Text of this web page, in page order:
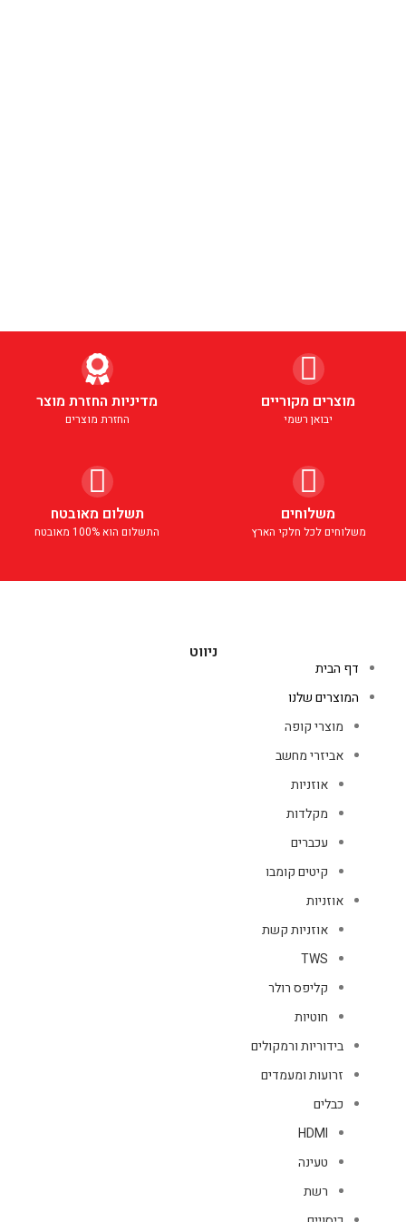
מוצרים מקוריים
יבואן רשמי
מדיניות החזרת מוצר
החזרת מוצרים
משלוחים
משלוחים לכל חלקי הארץ
תשלום מאובטח
התשלום הוא 100% מאובטח
ניווט
דף הבית
המוצרים שלנו
מוצרי קופה
אביזרי מחשב
אוזניות
מקלדות
עכברים
קיטים קומבו
אוזניות
אוזניות קשת
TWS
קליפס רולר
חוטיות
בידוריות ורמקולים
זרועות ומעמדים
כבלים
HDMI
טעינה
רשת